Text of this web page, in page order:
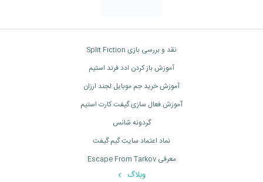
نقد و بررسی بازی Split Fiction
آموزش باز کردن ادد فرند استیم
آموزش خرید جم موبایل لجند ارزان
آموزش فعال سازی گیفت کارت استیم
گردونه شانس
نماد اعتماد سایت گیم گیفت
معرفی Escape From Tarkov
وبلاگ